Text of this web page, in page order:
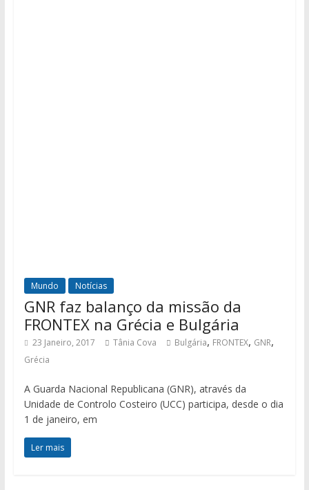
Mundo Notícias
GNR faz balanço da missão da
FRONTEX na Grécia e Bulgária
23 Janeiro, 2017 Tânia Cova Bulgária, FRONTEX, GNR,
Grécia
A Guarda Nacional Republicana (GNR), através da
Unidade de Controlo Costeiro (UCC) participa, desde o dia
1 de janeiro, em
Ler mais